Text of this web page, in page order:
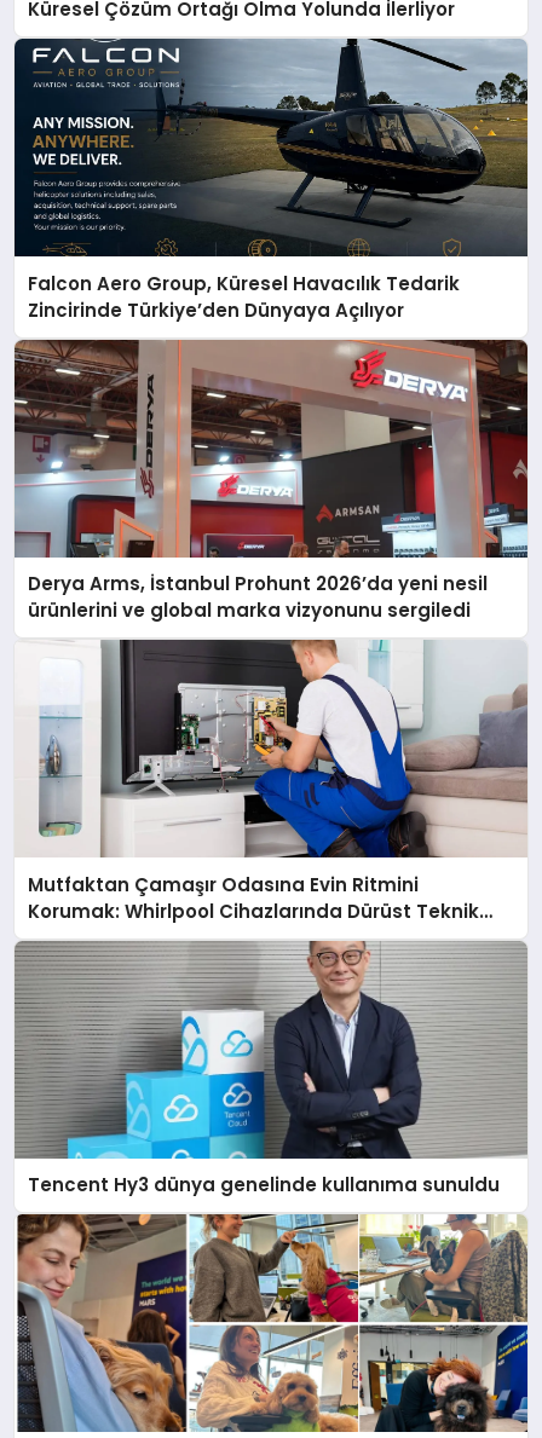
Küresel Çözüm Ortağı Olma Yolunda İlerliyor
Falcon Aero Group, Küresel Havacılık Tedarik
Zincirinde Türkiye’den Dünyaya Açılıyor
Derya Arms, İstanbul Prohunt 2026’da yeni nesil
ürünlerini ve global marka vizyonunu sergiledi
Mutfaktan Çamaşır Odasına Evin Ritmini
Korumak: Whirlpool Cihazlarında Dürüst Teknik
Destek Deneyimi
Tencent Hy3 dünya genelinde kullanıma sunuldu